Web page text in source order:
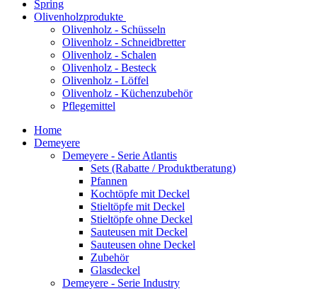
Spring
Olivenholzprodukte
Olivenholz - Schüsseln
Olivenholz - Schneidbretter
Olivenholz - Schalen
Olivenholz - Besteck
Olivenholz - Löffel
Olivenholz - Küchenzubehör
Pflegemittel
Home
Demeyere
Demeyere - Serie Atlantis
Sets (Rabatte / Produktberatung)
Pfannen
Kochtöpfe mit Deckel
Stieltöpfe mit Deckel
Stieltöpfe ohne Deckel
Sauteusen mit Deckel
Sauteusen ohne Deckel
Zubehör
Glasdeckel
Demeyere - Serie Industry